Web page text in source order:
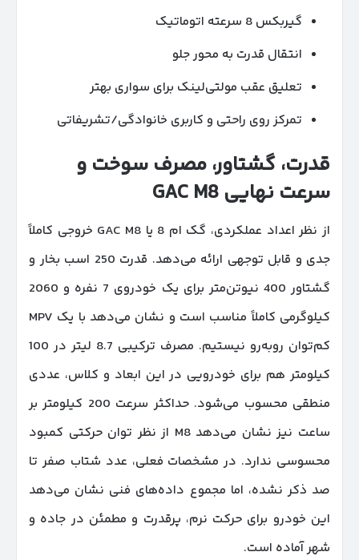
گیربکس 8 سرعته اتوماتیک
انتقال قدرت به محور جلو
تعلیق عقب مولتی‌لینک برای سواری بهتر
تمرکز روی راحتی و کاربری خانوادگی/تشریفاتی
قدرت، گشتاور، مصرف سوخت و
سرعت نهایی
از نظر اعداد عملکردی، گک ام 8 یا GAC M8 خروجی کاملاً
جدی و قابل توجهی ارائه می‌دهد. قدرت 250 اسب بخار و
گشتاور 400 نیوتن‌متر برای یک خودروی 7 نفره و 2060
کیلوگرمی کاملاً مناسب است و نشان می‌دهد با یک MPV
کم‌توان روبه‌رو نیستیم. مصرف ترکیبی 8.7 لیتر در 100
کیلومتر هم برای خودرویی در این ابعاد و کلاس، عددی
منطقی محسوب می‌شود. حداکثر سرعت 200 کیلومتر بر
ساعت نیز نشان می‌دهد M8 از نظر توان حرکتی کمبود
محسوسی ندارد. در مشخصات فعلی، عدد شتاب صفر تا
صد ذکر نشده، اما مجموع داده‌های فنی نشان می‌دهد
این خودرو برای حرکت نرم، پرقدرت و مطمئن در جاده و
شهر آماده است.